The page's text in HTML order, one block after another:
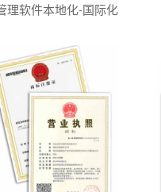
理软件本地化-国际化